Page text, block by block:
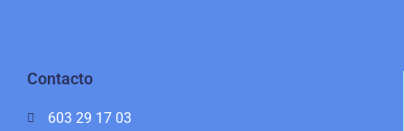
Contacto
603 29 17 03